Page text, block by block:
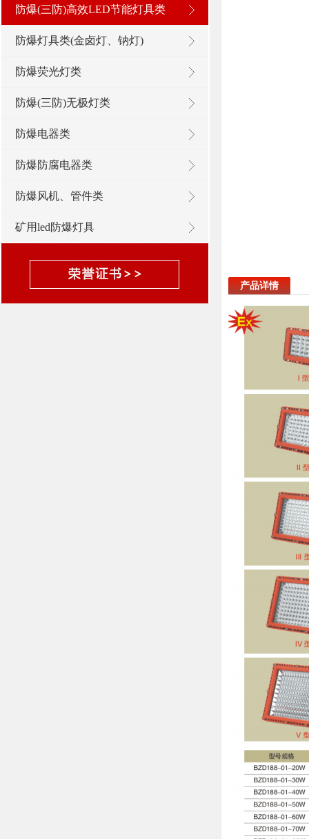
防爆(三防)高效LED节能灯具类
防爆灯具类(金卤灯、钠灯)
防爆荧光灯类
防爆(三防)无极灯类
防爆电器类
防爆防腐电器类
防爆风机、管件类
矿用led防爆灯具
产品详情